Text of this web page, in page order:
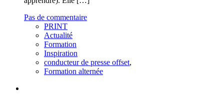
Pas de commentaire
PRINT
Actualité
Formation
Inspiration
conducteur de presse offset,
Formation alternée